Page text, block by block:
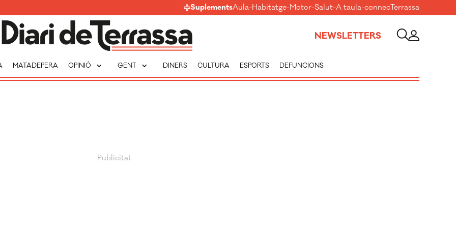
SuplementsAula-Habitatge-Motor-Salut-A taula-connecTerrassa
NEWSLETTERS
MATADEPERA OPINIÓ expand_more GENT expand_more DINERS CULTURA ESPORTS DEFUNCIONS